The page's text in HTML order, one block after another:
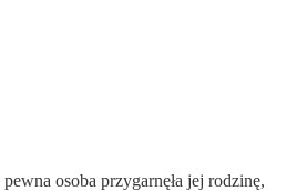
osoba przygarnęła jej rodzinę,